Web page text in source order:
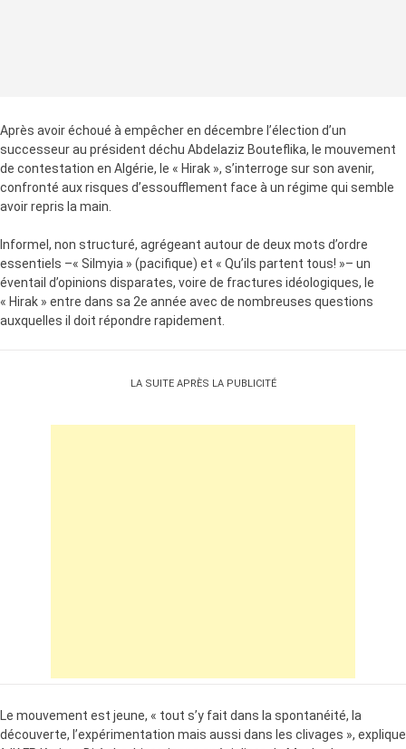
Après avoir échoué à empêcher en décembre l’élection d’un
successeur au président déchu Abdelaziz Bouteflika, le mouvement
de contestation en Algérie, le « Hirak », s’interroge sur son avenir,
confronté aux risques d’essoufflement face à un régime qui semble
avoir repris la main.
Informel, non structuré, agrégeant autour de deux mots d’ordre
essentiels –« Silmyia » (pacifique) et « Qu’ils partent tous! »– un
éventail d’opinions disparates, voire de fractures idéologiques, le
« Hirak » entre dans sa 2e année avec de nombreuses questions
auxquelles il doit répondre rapidement.
LA SUITE APRÈS LA PUBLICITÉ
Le mouvement est jeune, « tout s’y fait dans la spontanéité, la
découverte, l’expérimentation mais aussi dans les clivages », explique